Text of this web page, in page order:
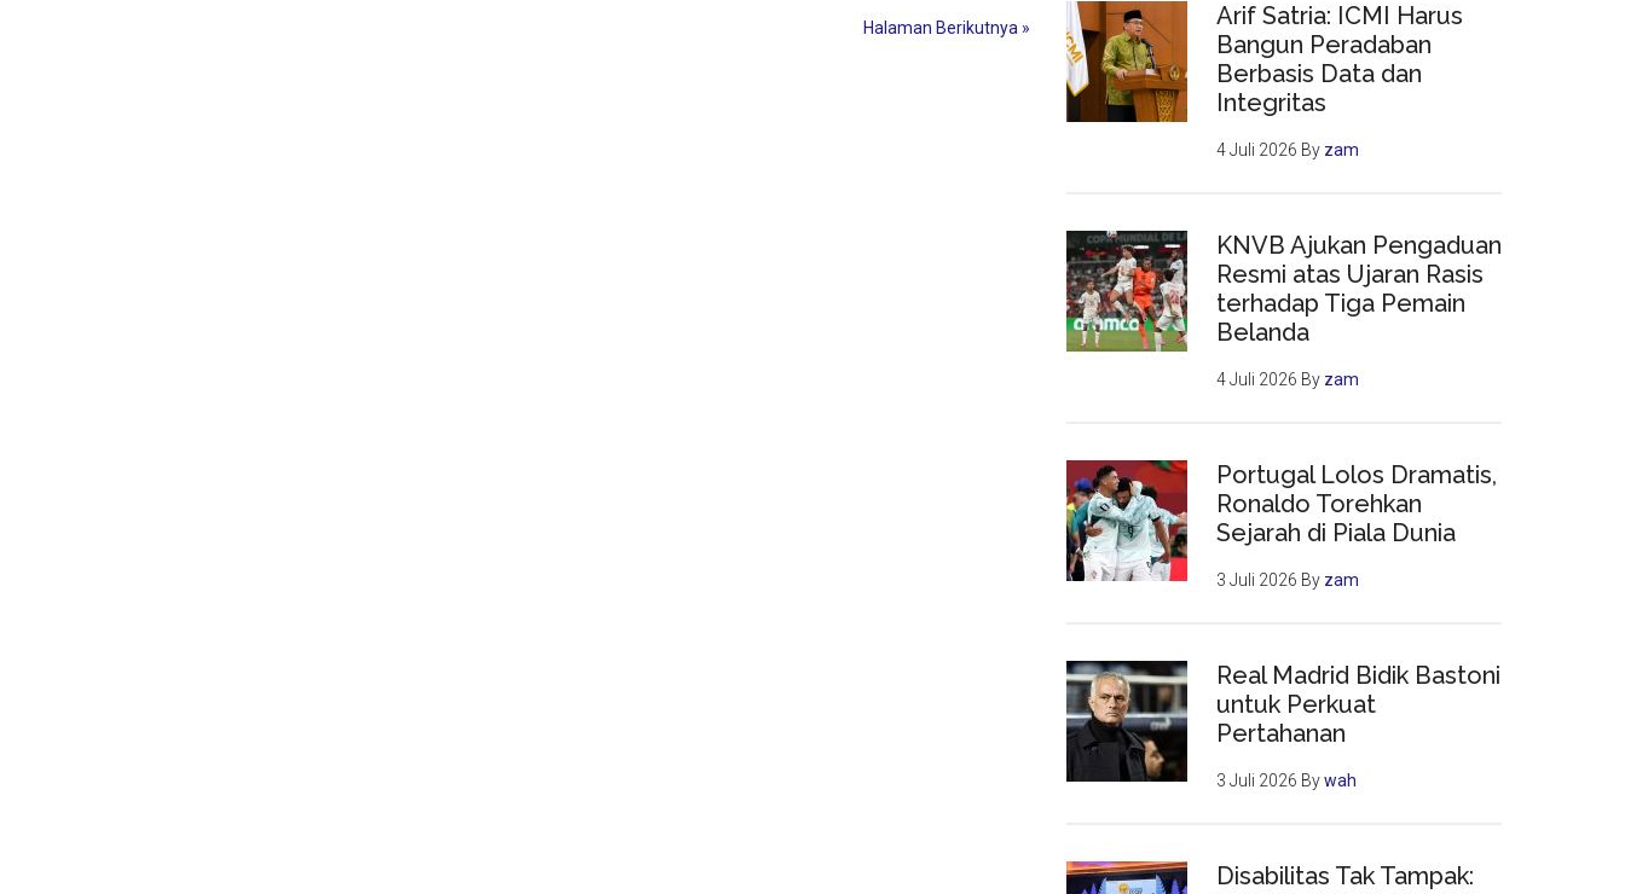
Halaman Berikutnya »
Arif Satria: ICMI Harus
Bangun Peradaban
Berbasis Data dan
Integritas
4 Juli 2026 By zam
KNVB Ajukan Pengaduan
Resmi atas Ujaran Rasis
terhadap Tiga Pemain
Belanda
4 Juli 2026 By zam
Portugal Lolos Dramatis,
Ronaldo Torehkan
Sejarah di Piala Dunia
3 Juli 2026 By zam
Real Madrid Bidik Bastoni
untuk Perkuat
Pertahanan
3 Juli 2026 Bywah
Disabilitas Tak Tampak: